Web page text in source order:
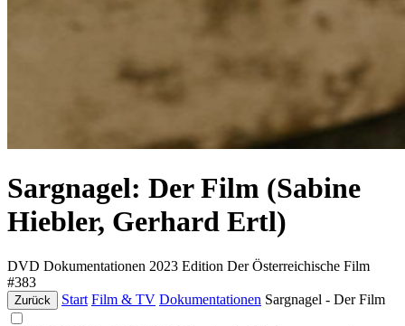
Sargnagel: Der Film (Sabine
Hiebler, Gerhard Ertl)
DVD Dokumentationen 2023 Edition Der Österreichische Film
#383
Zurück Start Film & TV Dokumentationen Sargnagel - Der Film